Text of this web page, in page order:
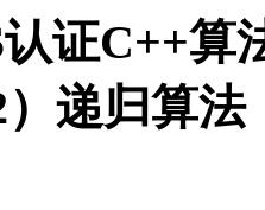
证C++
递归算法